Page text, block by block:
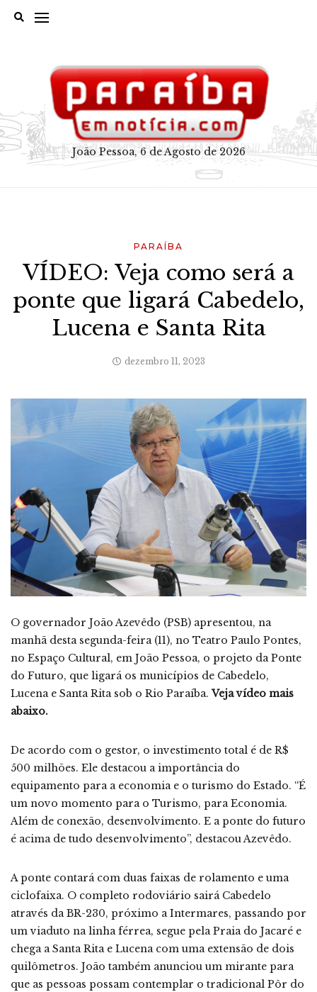
João Pessoa, 6 de Agosto de 2026
PARAÍBA
VÍDEO: Veja como será a
ponte que ligará Cabedelo,
Lucena e Santa Rita
dezembro 11, 2023
O governador João Azevêdo (PSB) apresentou, na
manhã desta segunda-feira (11), no Teatro Paulo Pontes,
no Espaço Cultural, em João Pessoa, o projeto da Ponte
do Futuro, que ligará os municípios de Cabedelo,
Lucena e Santa Rita sob o Rio Paraíba.Veja vídeo mais
abaixo.
De acordo com o gestor, o investimento total é de R$
500 milhões. Ele destacou a importância do
equipamento para a economia e o turismo do Estado. “É
um novo momento para o Turismo, para Economia.
Além de conexão, desenvolvimento. E a ponte do futuro
é acima de tudo desenvolvimento”, destacou Azevêdo.
A ponte contará com duas faixas de rolamento e uma
ciclofaixa. O completo rodoviário sairá Cabedelo
através da BR-230, próximo a Intermares, passando por
um viaduto na linha férrea, segue pela Praia do Jacaré e
chega a Santa Rita e Lucena com uma extensão de dois
quilômetros. João também anunciou um mirante para
que as pessoas possam contemplar o tradicional Pôr do